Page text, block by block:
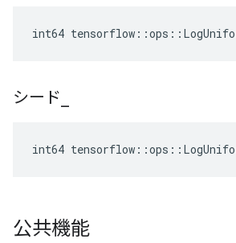
int64
シード
int64
公共機能